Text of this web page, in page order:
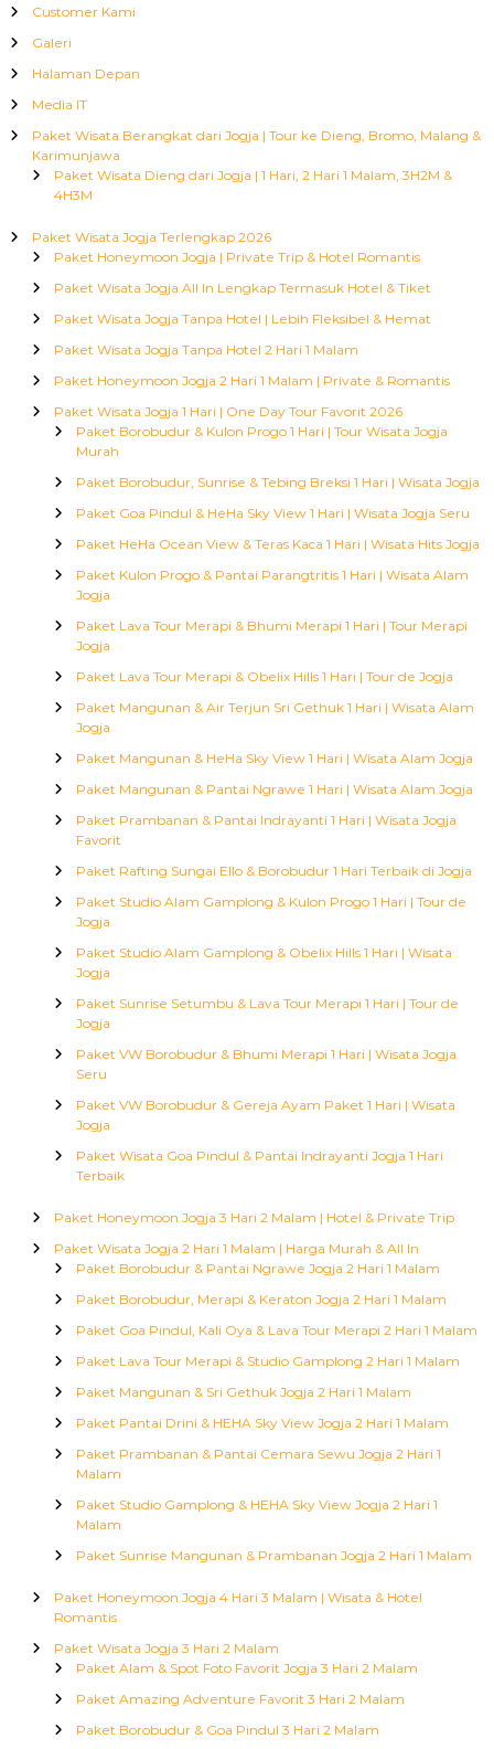
Customer Kami
Galeri
Halaman Depan
Media IT
Paket Wisata Berangkat dari Jogja | Tour ke Dieng, Bromo, Malang &
Karimunjawa
Paket Wisata Dieng dari Jogja | 1 Hari, 2 Hari 1 Malam, 3H2M &
4H3M
Paket Wisata Jogja Terlengkap 2026
Paket Honeymoon Jogja | Private Trip & Hotel Romantis
Paket Wisata Jogja All In Lengkap Termasuk Hotel & Tiket
Paket Wisata Jogja Tanpa Hotel | Lebih Fleksibel & Hemat
Paket Wisata Jogja Tanpa Hotel 2 Hari 1 Malam
Paket Honeymoon Jogja 2 Hari 1 Malam | Private & Romantis
Paket Wisata Jogja 1 Hari | One Day Tour Favorit 2026
Paket Borobudur & Kulon Progo 1 Hari | Tour Wisata Jogja
Murah
Paket Borobudur, Sunrise & Tebing Breksi 1 Hari | Wisata Jogja
Paket Goa Pindul & HeHa Sky View 1 Hari | Wisata Jogja Seru
Paket HeHa Ocean View & Teras Kaca 1 Hari | Wisata Hits Jogja
Paket Kulon Progo & Pantai Parangtritis 1 Hari | Wisata Alam
Jogja
Paket Lava Tour Merapi & Bhumi Merapi 1 Hari | Tour Merapi
Jogja
Paket Lava Tour Merapi & Obelix Hills 1 Hari | Tour de Jogja
Paket Mangunan & Air Terjun Sri Gethuk 1 Hari | Wisata Alam
Jogja
Paket Mangunan & HeHa Sky View 1 Hari | Wisata Alam Jogja
Paket Mangunan & Pantai Ngrawe 1 Hari | Wisata Alam Jogja
Paket Prambanan & Pantai Indrayanti 1 Hari | Wisata Jogja
Favorit
Paket Rafting Sungai Ello & Borobudur 1 Hari Terbaik di Jogja
Paket Studio Alam Gamplong & Kulon Progo 1 Hari | Tour de
Jogja
Paket Studio Alam Gamplong & Obelix Hills 1 Hari | Wisata
Jogja
Paket Sunrise Setumbu & Lava Tour Merapi 1 Hari | Tour de
Jogja
Paket VW Borobudur & Bhumi Merapi 1 Hari | Wisata Jogja
Seru
Paket VW Borobudur & Gereja Ayam Paket 1 Hari | Wisata
Jogja
Paket Wisata Goa Pindul & Pantai Indrayanti Jogja 1 Hari
Terbaik
Paket Honeymoon Jogja 3 Hari 2 Malam | Hotel & Private Trip
Paket Wisata Jogja 2 Hari 1 Malam | Harga Murah & All In
Paket Borobudur & Pantai Ngrawe Jogja 2 Hari 1 Malam
Paket Borobudur, Merapi & Keraton Jogja 2 Hari 1 Malam
Paket Goa Pindul, Kali Oya & Lava Tour Merapi 2 Hari 1 Malam
Paket Lava Tour Merapi & Studio Gamplong 2 Hari 1 Malam
Paket Mangunan & Sri Gethuk Jogja 2 Hari 1 Malam
Paket Pantai Drini & HEHA Sky View Jogja 2 Hari 1 Malam
Paket Prambanan & Pantai Cemara Sewu Jogja 2 Hari 1
Malam
Paket Studio Gamplong & HEHA Sky View Jogja 2 Hari 1
Malam
Paket Sunrise Mangunan & Prambanan Jogja 2 Hari 1 Malam
Paket Honeymoon Jogja 4 Hari 3 Malam | Wisata & Hotel
Romantis
Paket Wisata Jogja 3 Hari 2 Malam
Paket Alam & Spot Foto Favorit Jogja 3 Hari 2 Malam
Paket Amazing Adventure Favorit 3 Hari 2 Malam
Paket Borobudur & Goa Pindul 3 Hari 2 Malam